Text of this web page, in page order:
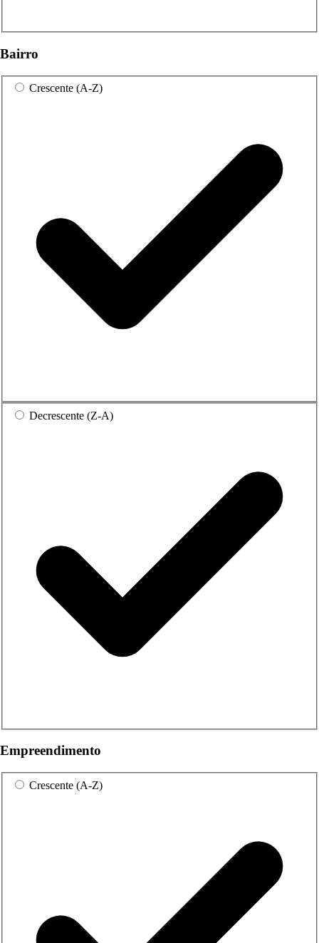
Bairro
Crescente (A-Z)
Decrescente (Z-A)
Empreendimento
Crescente (A-Z)